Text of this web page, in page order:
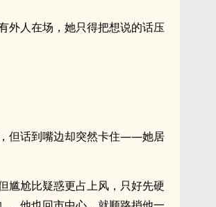
外人在场，她只得把想说的话压
但话到嘴边却突然卡住——她居
尴尬比疑惑更占上风，只好先硬